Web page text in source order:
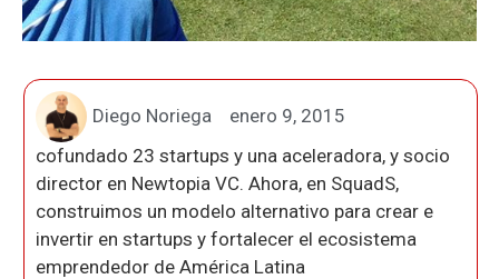
Diego Noriega
enero 9, 2015
cofundado 23 startups y una aceleradora, y socio
director en Newtopia VC. Ahora, en SquadS,
construimos un modelo alternativo para crear e
invertir en startups y fortalecer el ecosistema
emprendedor de América Latina